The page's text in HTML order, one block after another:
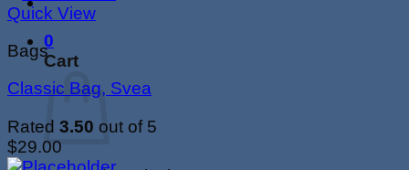
0
Cart
Quick View
Bags
Classic Bag, Svea
Rated 3.50 out of 5
$29.00